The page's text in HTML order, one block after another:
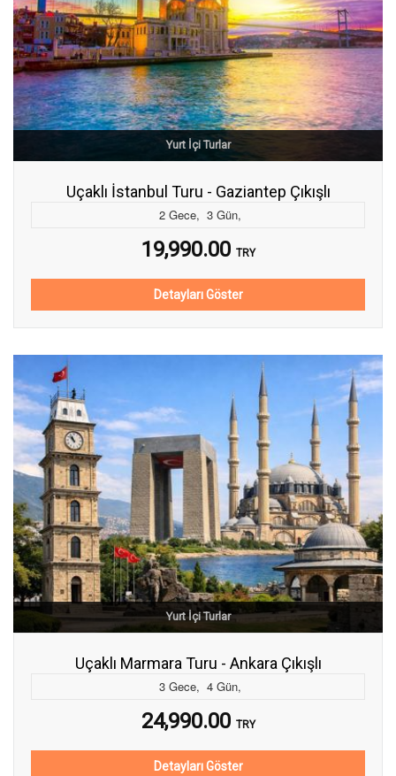
Yurt İçi Turlar
Uçaklı İstanbul Turu - Gaziantep Çıkışlı
2 Gece, 3 Gün,
19,990.00 TRY
Detayları Göster
Yurt İçi Turlar
Uçaklı Marmara Turu - Ankara Çıkışlı
3 Gece, 4 Gün,
24,990.00 TRY
Detayları Göster